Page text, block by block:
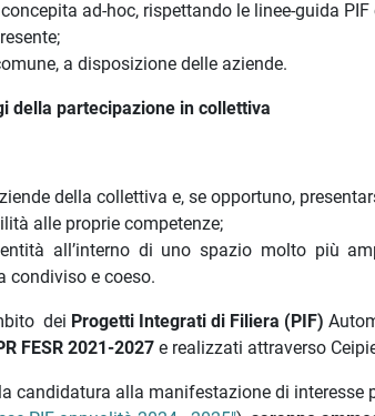
ad-hoc, rispettando le linee-guida
a disposizione delle aziende.
della partecipazione in collettiva
della collettiva e, se opportuno,
alle proprie competenze;
all’interno di uno spazio molto più
condiviso e coeso.
dei Progetti Integrati di Filiera (PIF)
FESR 2021-2027 e realizzati attraverso
candidatura alla manifestazione di